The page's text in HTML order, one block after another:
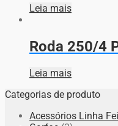
Leia mais
Roda 250/4
Leia mais
Categorias de produto
Acessórios Linha